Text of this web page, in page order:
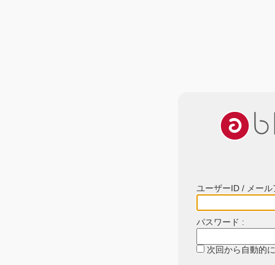
ユーザーID / メー
パスワード :
次回から自動的